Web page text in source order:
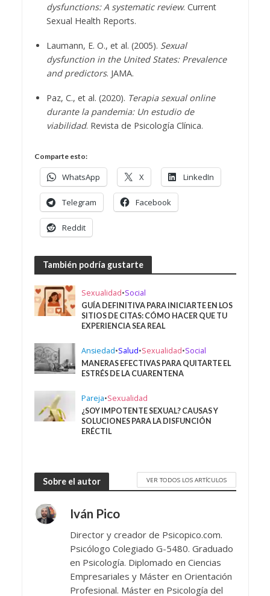
dysfunctions: A systematic review. Current
Sexual Health Reports.
Laumann, E. O., et al. (2005). Sexual
dysfunction in the United States: Prevalence
and predictors. JAMA.
Paz, C., et al. (2020). Terapia sexual online
durante la pandemia: Un estudio de
viabilidad. Revista de Psicología Clínica.
Comparte esto:
WhatsApp X LinkedIn
Telegram Facebook
Reddit
También podría gustarte
Sexualidad•Social
GUÍA DEFINITIVA PARA INICIARTE EN LOS
SITIOS DE CITAS: CÓMO HACER QUE TU
EXPERIENCIA SEA REAL
Ansiedad•Salud•Sexualidad•Social
MANERAS EFECTIVAS PARA QUITARTE EL
ESTRÉS DE LA CUARENTENA
Pareja•Sexualidad
¿SOY IMPOTENTE SEXUAL? CAUSAS Y
SOLUCIONES PARA LA DISFUNCIÓN
ERÉCTIL
Sobre el autor VER TODOS LOS ARTÍCULOS
Iván Pico
Director y creador de Psicopico.com.
Psicólogo Colegiado G-5480. Graduado
en Psicología. Diplomado en Ciencias
Empresariales y Máster en Orientación
Profesional. Máster en Psicología del